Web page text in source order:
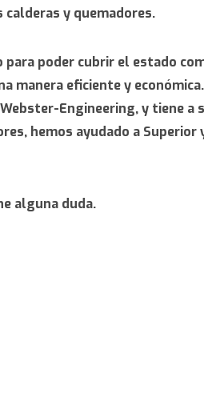
calderas y quemadores.
poder cubrir el estado
manera eficiente y
Engineering, y tiene a
hemos ayudado a
alguna duda.